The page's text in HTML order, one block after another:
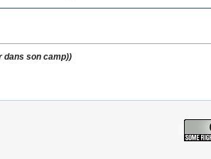
dans son camp))